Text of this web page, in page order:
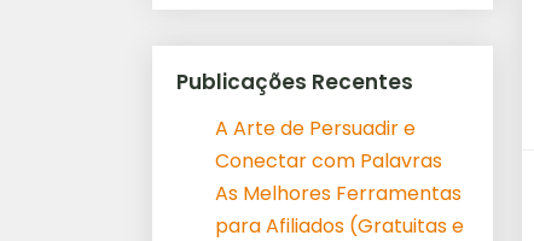
Publicações Recentes
A Arte de Persuadir e
Conectar com Palavras
As Melhores Ferramentas
para Afiliados (Gratuitas e